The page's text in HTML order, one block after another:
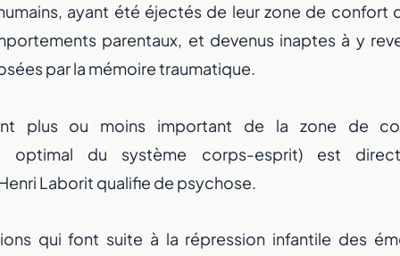
ayant été éjectés de leur zone de confort
parentaux, et devenus inaptes à y
par la mémoire traumatique.
plus ou moins important de la zone de
optimal du système corps-esprit) est
Laborit qualifie de psychose.
qui font suite à la répression infantile des